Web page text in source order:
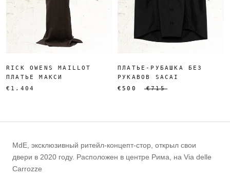
RICK OWENS MAILLOT
ПЛАТЬЕ МАКСИ
€1.404
ПЛАТЬЕ-РУБАШКА БЕЗ
РУКАВОВ SACAI
€500
€715
MdE, эксклюзивный ритейл-концепт-стор, открыл свои
двери в 2020 году. Расположен в центре Рима, на Via delle
Carrozze